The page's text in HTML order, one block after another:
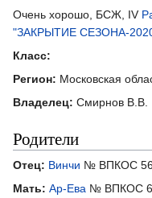
Очень хорошо, БСЖ, IV
"ЗАКРЫТИЕ СЕЗОНА-
Класс:
Регион: Московская
Владелец: Смирнов В.В.
Родители
Отец: Винчи № ВПКОС
Мать: Ар-Ева № ВПКОС